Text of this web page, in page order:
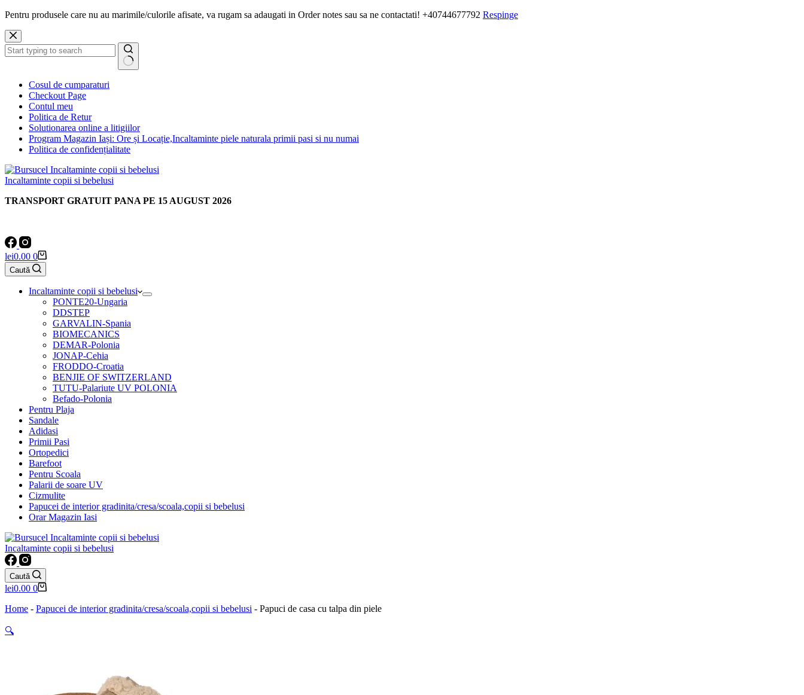
Pentru produsele care nu au marimile/culorile afisate, va rugam sa adaugati in Order notes sau sa ne contactati! +40744677792 Respinge
Sari
la
conținut
rezultatCosul de cumparaturi
Checkout Page
Contul meu
Politica de Retur
Solutionarea online a litigiilor
Program Magazin Iași: Ore și Locație,Incaltaminte piele naturala primii pasi si nu numai
Politica de confidențialitate
Incaltaminte copii si bebelusi
TRANSPORT GRATUIT PANA PE 15 AUGUST 2026
Coș
de
cumpărături
lei0.00 0
Caută
Incaltaminte copii si bebelusi
PONTE20-Ungaria
DDSTEP
GARVALIN-Spania
BIOMECANICS
DEMAR-Polonia
JONAP-Cehia
FRODDO-Croatia
BENJIE OF SWITZERLAND
TUTU-Palariute UV POLONIA
Befado-Polonia
Pentru Plaja
Sandale
Adidasi
Primii Pasi
Ortopedici
Barefoot
Pentru Scoala
Palarii de soare UV
Cizmulite
Papucei de interior gradinita/cresa/scoala,copii si bebelusi
Orar Magazin Iasi
Incaltaminte copii si bebelusi
Caută
Coș
cumpărături
lei0.00 0
Home - Papucei de interior gradinita/cresa/scoala,copii si bebelusi - Papuci de casa cu talpa din piele
🔍